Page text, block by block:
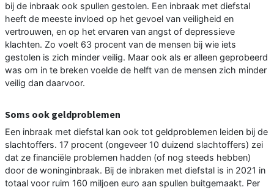
bij de inbraak ook spullen gestolen. Een inbraak met diefstal
heeft de meeste invloed op het gevoel van veiligheid en
vertrouwen, en op het ervaren van angst of depressieve
klachten. Zo voelt 63 procent van de mensen bij wie iets
gestolen is zich minder veilig. Maar ook als er alleen geprobeerd
was om in te breken voelde de helft van de mensen zich minder
veilig dan daarvoor.
Soms ook geldproblemen
Een inbraak met diefstal kan ook tot geldproblemen leiden bij de
slachtoffers. 17 procent (ongeveer 10 duizend slachtoffers) zei
dat ze financiële problemen hadden (of nog steeds hebben)
door de woninginbraak. Bij de inbraken met diefstal is in 2021 in
totaal voor ruim 160 miljoen euro aan spullen buitgemaakt. Per